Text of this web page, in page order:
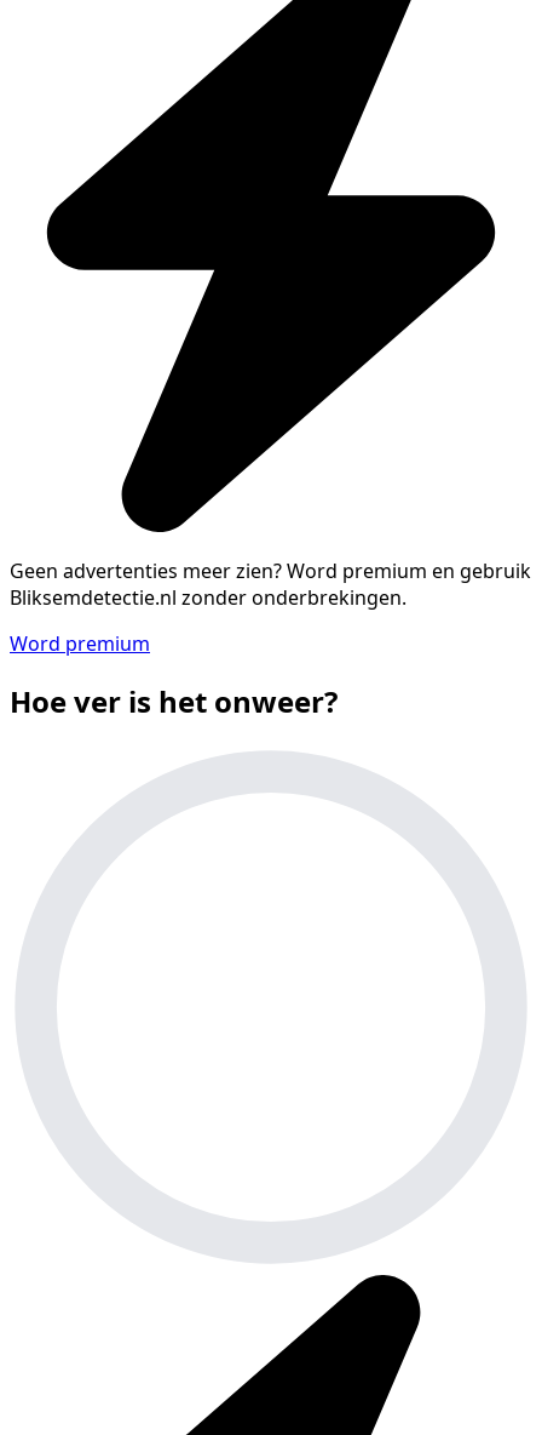
Geen advertenties meer zien?Word premium en gebruik
Bliksemdetectie.nl zonder onderbrekingen.
Word premium
Hoe ver is het onweer?